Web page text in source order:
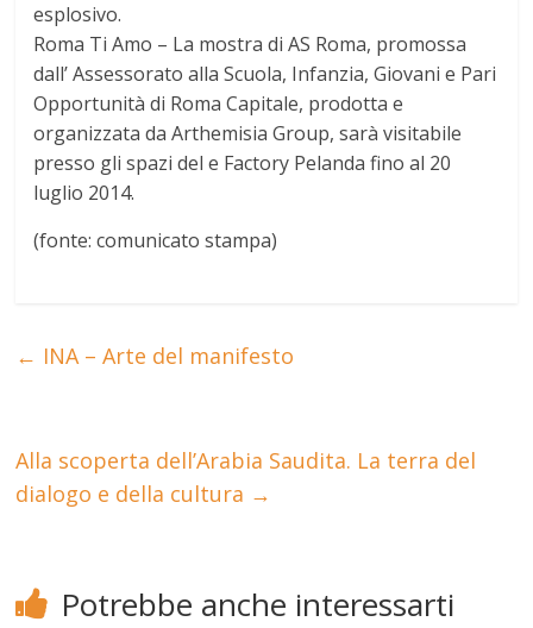
esplosivo.
Roma Ti Amo – La mostra di AS Roma, promossa
dall’ Assessorato alla Scuola, Infanzia, Giovani e Pari
Opportunità di Roma Capitale, prodotta e
organizzata da Arthemisia Group, sarà visitabile
presso gli spazi del e Factory Pelanda fino al 20
luglio 2014.
(fonte: comunicato stampa)
← INA – Arte del manifesto
Alla scoperta dell’Arabia Saudita. La terra del
dialogo e della cultura →
Potrebbe anche interessarti